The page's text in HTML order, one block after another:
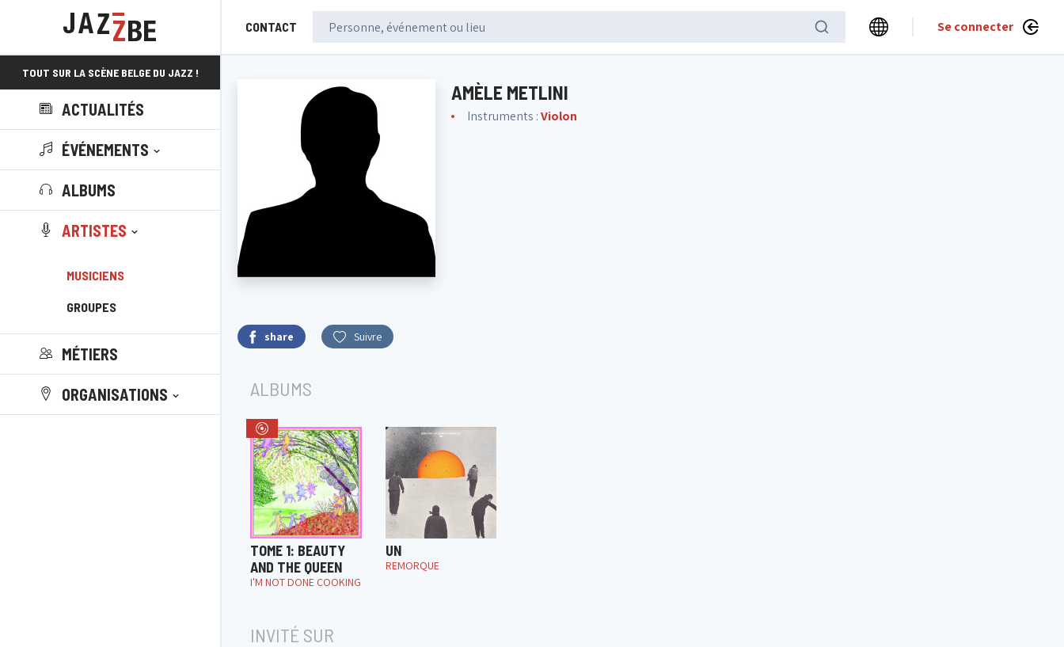
CONTACT Se connecter
TOUT SUR LA SCÈNE BELGE DU JAZZ !
ACTUALITÉS
ÉVÉNEMENTS
ALBUMS
ARTISTES
MUSICIENS
GROUPES
MÉTIERS
ORGANISATIONS
AMÈLE METLINI
Instruments :Violon
share Suivre
ALBUMS
TOME 1: BEAUTY
AND THE QUEEN
I'M NOT DONE COOKING
UN
REMORQUE
INVITÉ SUR